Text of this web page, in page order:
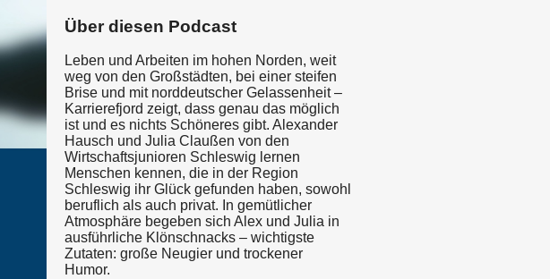
Über diesen Podcast
Leben und Arbeiten im hohen Norden, weit
weg von den Großstädten, bei einer steifen
Brise und mit norddeutscher Gelassenheit –
Karrierefjord zeigt, dass genau das möglich
ist und es nichts Schöneres gibt. Alexander
Hausch und Julia Claußen von den
Wirtschaftsjunioren Schleswig lernen
Menschen kennen, die in der Region
Schleswig ihr Glück gefunden haben, sowohl
beruflich als auch privat. In gemütlicher
Atmosphäre begeben sich Alex und Julia in
ausführliche Klönschnacks – wichtigste
Zutaten: große Neugier und trockener
Humor.